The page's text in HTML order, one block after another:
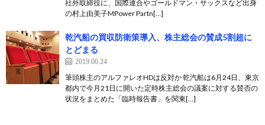
社外取締役に、国際連合やゴールドマン・サックスなど出身
の村上由美子MPower Partn[…]
乾汽船の買収防衛策導入、株主総会の賛成5割超に
とどまる
2019.06.24
筆頭株主のアルファレオHDは反対か 乾汽船は6月24日、東京
都内で今月21日に開いた定時株主総会の議案に対する賛否の
状況をまとめた「臨時報告書」を関東[…]